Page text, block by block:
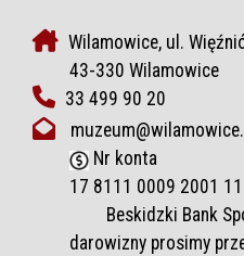
Wilamowice, ul.
43-330 Wilamowice
33 499 90 20
Nr konta
17 8111 0009 2001
Beskidzki Bank
darowizny prosimy